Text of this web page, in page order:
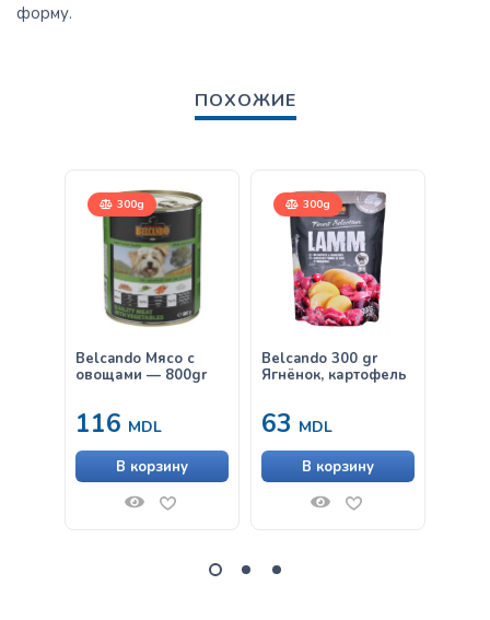
форму.
ПОХОЖИЕ
300g
Belcando Мясо с
овощами — 800gr
116 MDL
В корзину
300g
Belcando 300 gr
Ягнёнок, картофель
63 MDL
В корзину